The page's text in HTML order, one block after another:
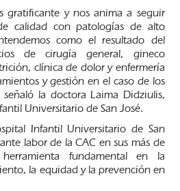
gratificante y nos anima a seguir
calidad con patologías de alto
como el resultado del
de cirugía general, gineco
clínica de dolor y enfermería
y gestión en el caso de los
señaló la doctora Laima Didziulis,
Universitario de San José.
Infantil Universitario de San
labor de la CAC en sus más de
fundamental en la
la equidad y la prevención en